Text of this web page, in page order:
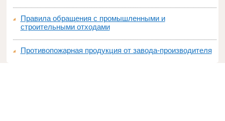
Правила обращения с промышленными и
строительными отходами
Противопожарная продукция от завода-производителя